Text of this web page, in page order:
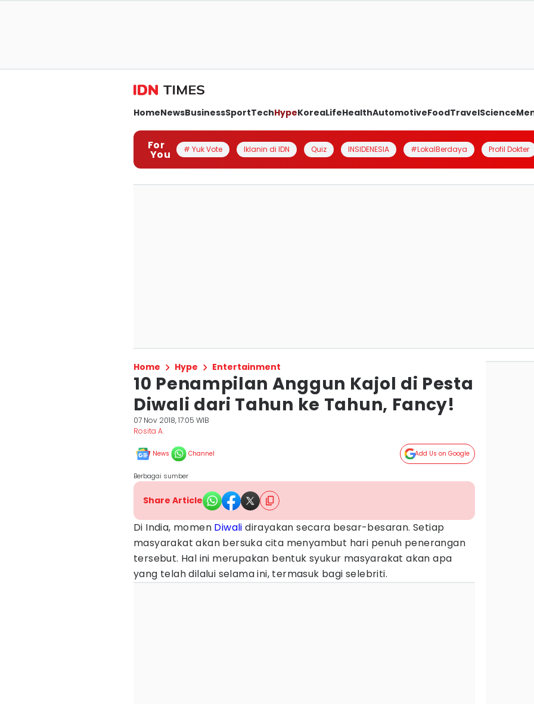
HomeNewsBusinessSportTechHypeKoreaLifeHealthAutomotiveFoodTravelScience
For
You # Yuk Vote Iklanin di IDN Quiz INSIDENESIA #LokalBerdaya Profil Dokter
Home Hype Entertainment
10 Penampilan Anggun Kajol di Pesta
Diwali dari Tahun ke Tahun, Fancy!
07 Nov 2018, 17:05 WIB
Rosita A.
News Channel Add Us on Google
Berbagai sumber
Share Article
Di India, momen Diwali dirayakan secara besar-besaran. Setiap
masyarakat akan bersuka cita menyambut hari penuh penerangan
tersebut. Hal ini merupakan bentuk syukur masyarakat akan apa
yang telah dilalui selama ini, termasuk bagi selebriti.